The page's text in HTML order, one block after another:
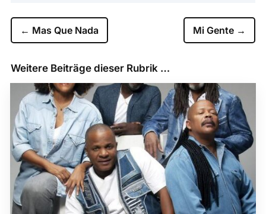
← Mas Que Nada Mi Gente →
Weitere Beiträge dieser Rubrik …